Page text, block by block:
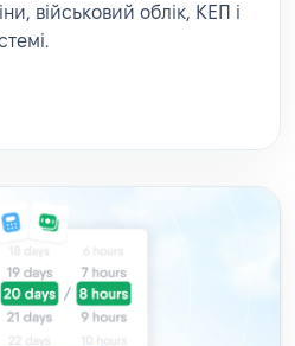
військовий облік, КЕП і